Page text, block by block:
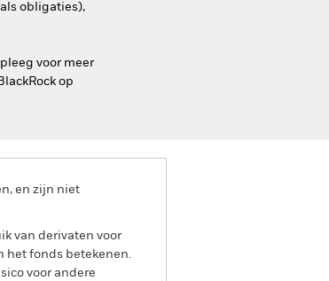
obligaties),
voor meer
op
en zijn niet
van derivaten voor
het fonds betekenen.
voor andere